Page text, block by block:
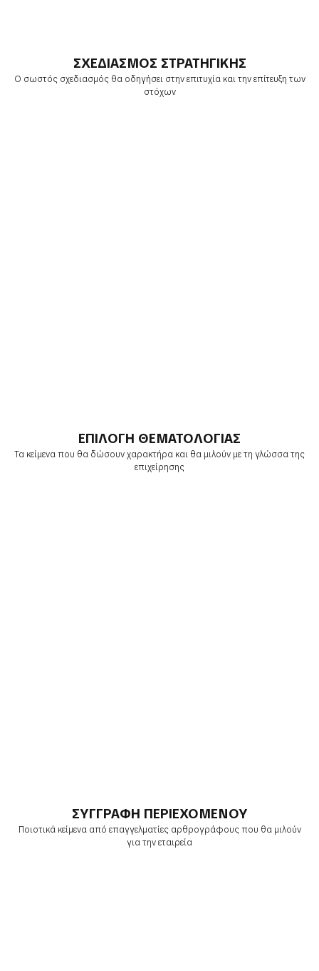
ΣΧΕΔΙΑΣΜΟΣ ΣΤΡΑΤΗΓΙΚΗΣ
Ο σωστός σχεδιασμός θα οδηγήσει στην επιτυχία και την επίτευξη των
στόχων
ΕΠΙΛΟΓΗ ΘΕΜΑΤΟΛΟΓΙΑΣ
Τα κείμενα που θα δώσουν χαρακτήρα και θα μιλούν με τη γλώσσα της
επιχείρησης
ΣΥΓΓΡΑΦΗ ΠΕΡΙΕΧΟΜΕΝΟΥ
Ποιοτικά κείμενα από επαγγελματίες αρθρογράφους που θα μιλούν
για την εταιρεία